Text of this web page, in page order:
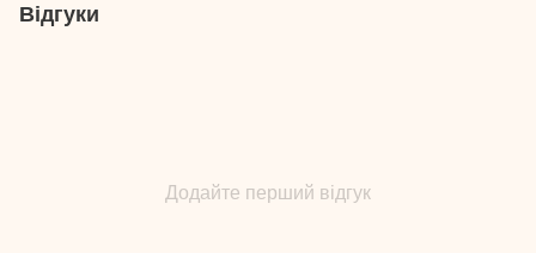
Відгуки
Додайте перший відгук